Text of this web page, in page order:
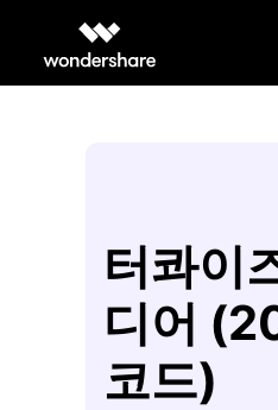
터콰이
디어
코드)